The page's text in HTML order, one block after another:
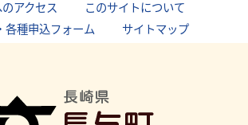
アクセス このサイトについて
各種申込フォーム
サイトマップ